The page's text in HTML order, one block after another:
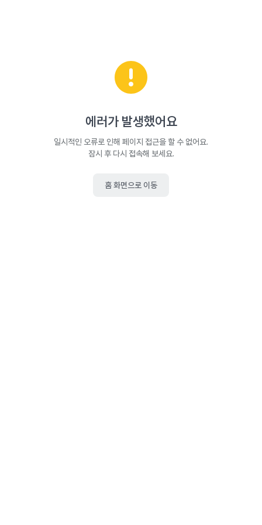
에러가 발생했어요
일시적인 오류로 인해 페이지 접근을 할 수 없어요.
잠시 후 다시 접속해 보세요.
홈 화면으로 이동